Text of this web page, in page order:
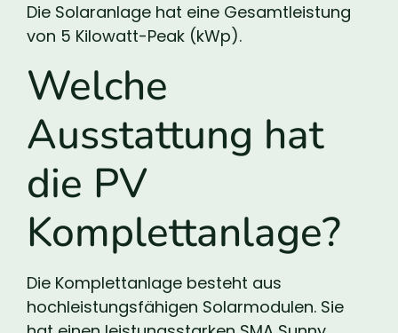
Die Solaranlage hat eine Gesamtleistung
von 5 Kilowatt-Peak (kWp).
Welche
Ausstattung hat
die PV
Komplettanlage?
Die Komplettanlage besteht aus
hochleistungsfähigen Solarmodulen. Sie